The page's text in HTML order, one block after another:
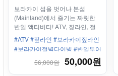
파
보라카이 섬을 벗어나 본섬
(Mainland)에서 즐기는 짜릿한
반일 액티비티! ATV, 짚라인, 절
벽 다이빙, 카와스파까지 한 번에
즐기는 완벽한 코스로 투명카약,
패들보드, 스윙, 해먹존 등 무료
체험존도 함께 포함되어 있습니
#ATV #짚라인 #보라카이짚라인
#보라카이절벽다이빙 #반일투어
#카와스파 #보라카이할거리
56,000원 50,000원